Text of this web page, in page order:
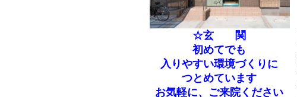
☆玄 関
初めてでも
入りやすい環境づくりに
つとめています
お気軽に、ご来院ください